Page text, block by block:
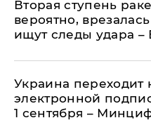
Вторая ступень
вероятно,
ищут следы удара –
Украина переходит
электронной
1 сентября –